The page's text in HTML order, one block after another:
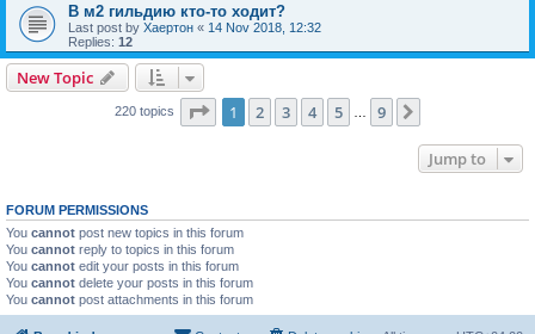
В м2 гильдию кто-то ходит?
Last post by Хаертон « 14 Nov 2018, 12:32
Replies: 12
New Topic
220 topics Page 1of 9
1 2 3 4 5 9
Jump to
FORUM PERMISSIONS
You cannot post new topics in this forum
You cannot reply to topics in this forum
You cannot edit your posts in this forum
You cannot delete your posts in this forum
You cannot post attachments in this forum